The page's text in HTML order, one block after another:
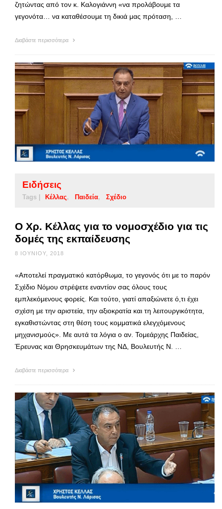
ζητώντας από τον κ. Καλογιάννη «να προλάβουμε τα
γεγονότα… να καταθέσουμε τη δικιά μας πρόταση, …
Διαβάστε περισσότερα
Ειδήσεις
Tags | Κέλλας Παιδεία Σχέδιο
Ο Χρ. Κέλλας για το νομοσχέδιο για τις
δομές της εκπαίδευσης
8 ΙΟΥΝΊΟΥ, 2018
«Αποτελεί πραγματικό κατόρθωμα, το γεγονός ότι με το παρόν
Σχέδιο Νόμου στρέψετε εναντίον σας όλους τους
εμπλεκόμενους φορείς. Και τούτο, γιατί απαξιώνετε ό,τι έχει
σχέση με την αριστεία, την αξιοκρατία και τη λειτουργικότητα,
εγκαθιστώντας στη θέση τους κομματικά ελεγχόμενους
μηχανισμούς». Με αυτά τα λόγια ο αν. Τομεάρχης Παιδείας,
Έρευνας και Θρησκευμάτων της ΝΔ, Βουλευτής Ν. …
Διαβάστε περισσότερα